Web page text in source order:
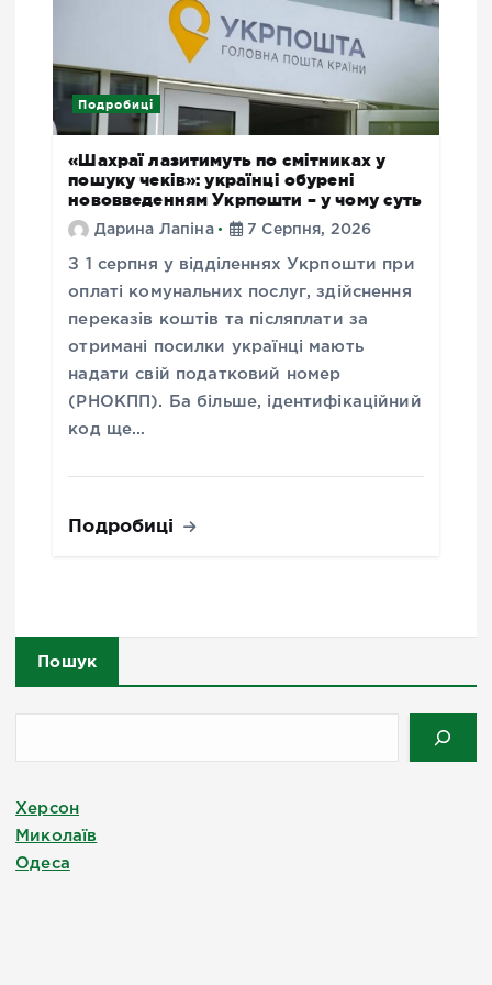
Подробиці
«Шахраї лазитимуть по смітниках у
пошуку чеків»: українці обурені
нововведенням Укрпошти – у чому суть
Дарина Лапіна 7 Серпня, 2026
З 1 серпня у відділеннях Укрпошти при
оплаті комунальних послуг, здійснення
переказів коштів та післяплати за
отримані посилки українці мають
надати свій податковий номер
(РНОКПП). Ба більше, ідентифікаційний
код ще…
Подробиці
Пошук
Херсон
Миколаїв
Одеса